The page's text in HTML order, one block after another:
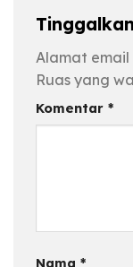
Alamat
Ruas yang
Komentar *
Nama *